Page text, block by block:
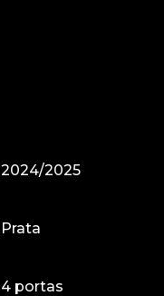
2024/2025
Prata
4 portas